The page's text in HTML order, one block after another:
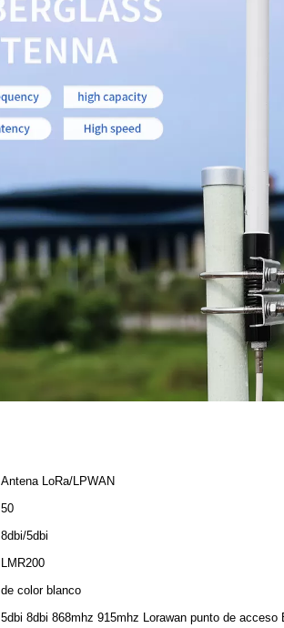
Antena LoRa/LPWAN
50
8dbi/5dbi
LMR200
de color blanco
5dbi 8dbi 868mhz 915mhz Lorawan punto de acceso